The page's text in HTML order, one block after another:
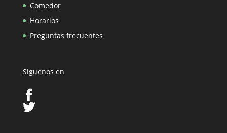
Comedor
Horarios
Preguntas frecuentes
Siguenos en